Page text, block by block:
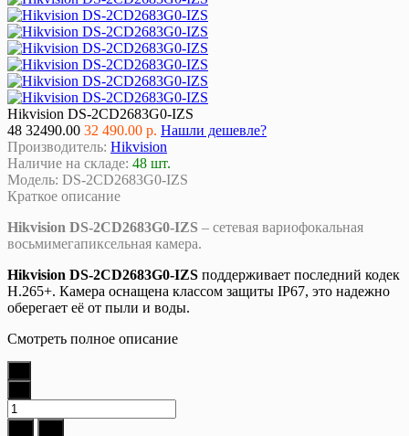
Hikvision DS-2CD2683G0-IZS
48 32490.00 32 490.00 р. Нашли дешевле?
Производитель: Hikvision
Наличие на складе: 48 шт.
Модель: DS-2CD2683G0-IZS
Краткое описание
Hikvision DS-2CD2683G0-IZS – сетевая вариофокальная
восьмимегапиксельная камера.
Hikvision DS-2CD2683G0-IZS поддерживает последний кодек
Н.265+. Камера оснащена классом защиты IP67, это надежно
оберегает её от пыли и воды.
Смотреть полное описание